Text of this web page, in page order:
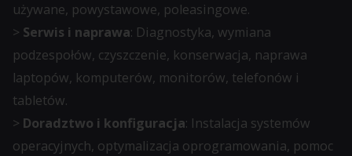
używane, powystawowe, poleasingowe.
> Serwis i naprawa: Diagnostyka, wymiana
podzespołów, czyszczenie, konserwacja, naprawa
laptopów, komputerów, monitorów, telefonów i
tabletów.
> Doradztwo i konfiguracja: Instalacja systemów
operacyjnych, optymalizacja oprogramowania, pomoc